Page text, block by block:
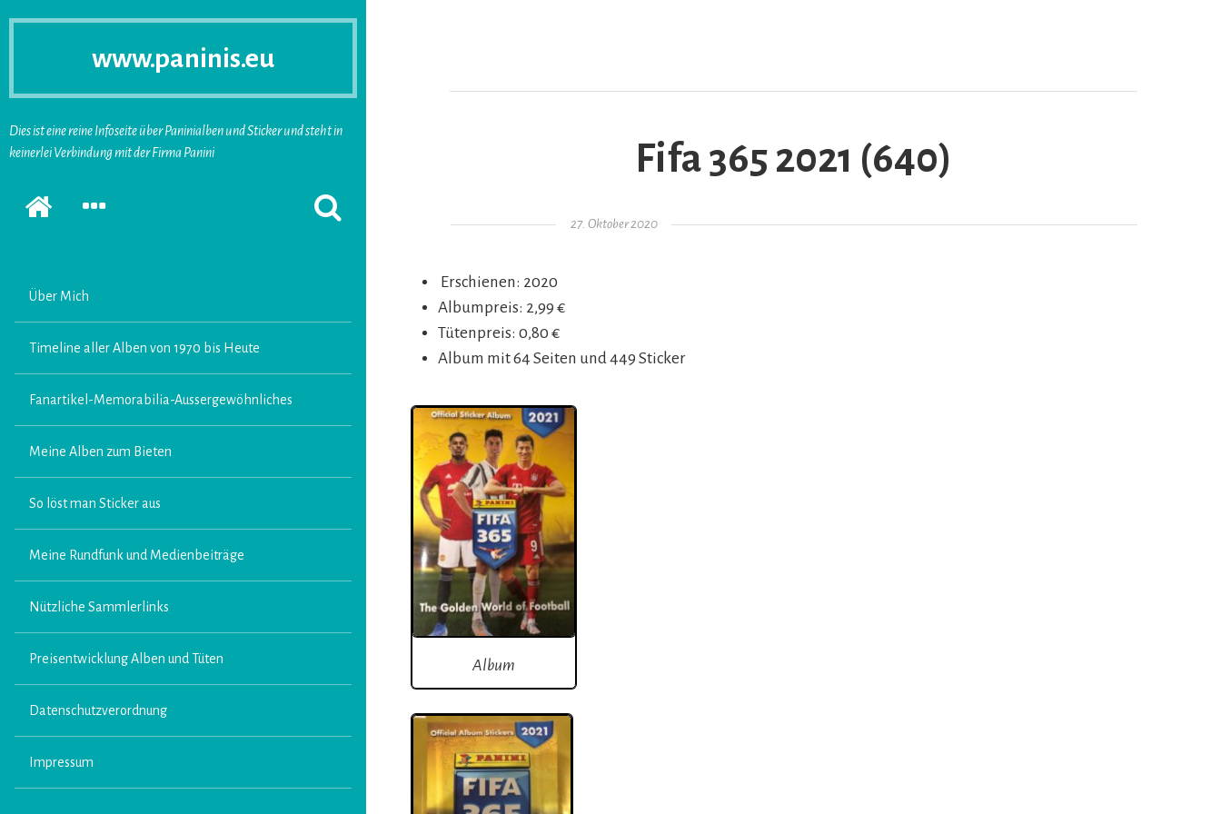
www.paninis.eu
Dies ist eine reine Infoseite über Paninialben und Sticker und steht in
keinerlei Verbindung mit der Firma Panini
Startseite
SEKUNDÄRE
SUCHFORMULAR
ERSCHEINEN
Über Mich
Timeline aller Alben von 1970 bis Heute
Fanartikel-Memorabilia-Aussergewöhnliches
Meine Alben zum Bieten
So löst man Sticker aus
Meine Rundfunk und Medienbeiträge
Nützliche Sammlerlinks
Preisentwicklung Alben und Tüten
Datenschutzverordnung
Impressum
Fifa 365 2021 (640)
Gepostet am
27. Oktober 2020
Erschienen: 2020
Albumpreis: 2,99 €
Tütenpreis: 0,80 €
Album mit 64 Seiten und 449 Sticker
Album